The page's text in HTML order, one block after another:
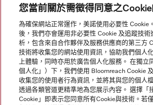
網站導航
服務
您當前關於需徵得同意之
為確保網站正常運作，美諾使用必要性 Cookie
後，我們亦會運用非必要性 Cookie 及追蹤技術
析，包含來自合作夥伴及服務供應商的第三方
技術將收集您的網站使用資訊，協助我們個人
上體驗，同時亦用於廣告個人化服務。 在獨立
個人化」）下，我們使用 Bloomreach Cookie
收集您的使用者行為資訊，並將其與您的個人
透過各類管道更精準地為您展示內容。 選擇「
Cookie」即表示您同意所有Cookie與技術。若